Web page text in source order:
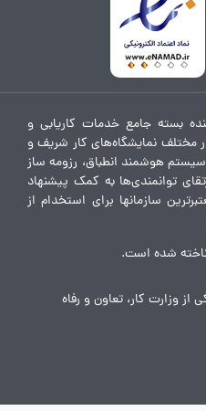
بسته جامع خدمات کاریابی و
مختلف نمایشگاه‌های کار شریف و
سیستم هوشمند انطباق، رزومه ساز
توانمندی‌ها به کمک پیشنهاد
سازمانها برای استخدام از
شده است.
از وزارت کار، تعاون و رفاه